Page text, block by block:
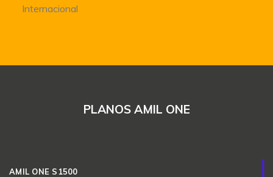
Internacional
PLANOS AMIL ONE
AMIL ONE S1500